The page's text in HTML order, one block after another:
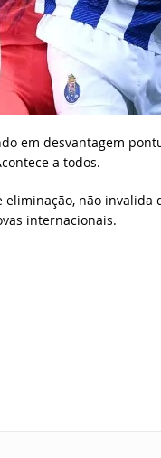
em desvantagem
a todos.
não
internacionais.